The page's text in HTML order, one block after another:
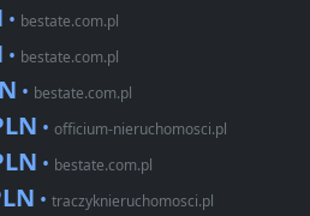
• bestate.com.pl
• bestate.com.pl
• bestate.com.pl
• officium-nieruchomosci.pl
• bestate.com.pl
• traczyknieruchomosci.pl